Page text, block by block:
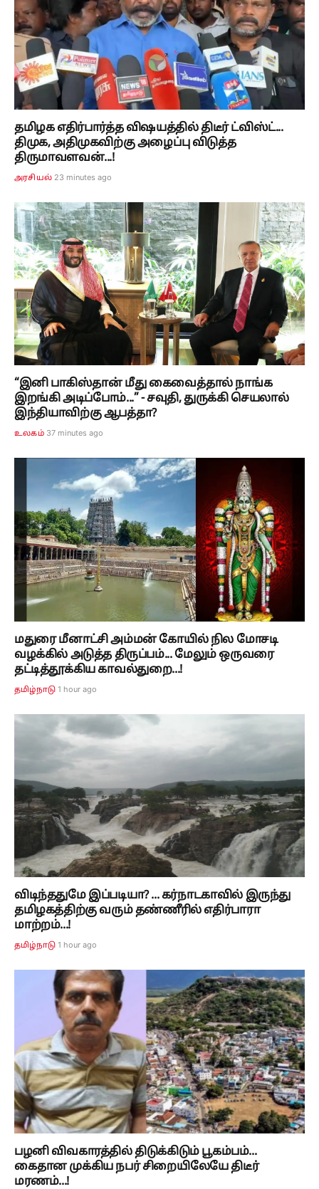
தமிழக எதிர்பார்த்த விஷயத்தில் திடீர் ட்விஸ்ட்...
திமுக, அதிமுகவிற்கு அழைப்பு விடுத்த
திருமாவளவன்...!
அரசியல் 23 minutes ago
“இனி பாகிஸ்தான் மீது கைவைத்தால் நாங்க
இறங்கி அடிப்போம்...” - சவுதி, துருக்கி செயலால்
இந்தியாவிற்கு ஆபத்தா?
உலகம் 37 minutes ago
மதுரை மீனாட்சி அம்மன் கோயில் நில மோசடி
வழக்கில் அடுத்த திருப்பம்... மேலும் ஒருவரை
தட்டித்தூக்கிய காவல்துறை...!
தமிழ்நாடு 1 hour ago
விடிந்ததுமே இப்படியா? ... கர்நாடகாவில் இருந்து
தமிழகத்திற்கு வரும் தண்ணீரில் எதிர்பாரா
மாற்றம்...!
தமிழ்நாடு 1 hour ago
பழனி விவகாரத்தில் திடுக்கிடும் பூகம்பம்...
கைதான முக்கிய நபர் சிறையிலேயே திடீர்
மரணம்...!